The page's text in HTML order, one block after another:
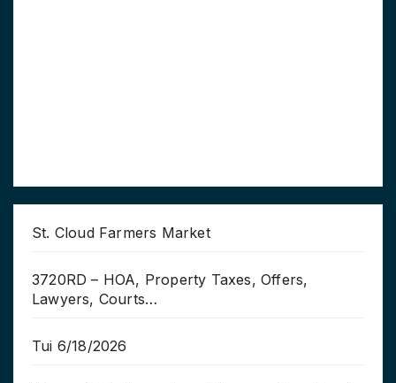
St. Cloud Farmers Market
3720RD – HOA, Property Taxes, Offers,
Lawyers, Courts…
Tui 6/18/2026